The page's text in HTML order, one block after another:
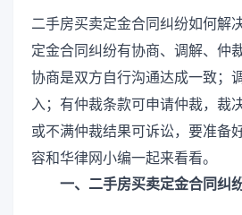
二手房买卖定金合同纠纷如何解
定金合同纠纷有协商、调解、仲
协商是双方自行沟通达成一致；
入；有仲裁条款可申请仲裁，裁
或不满仲裁结果可诉讼，要准备
容和华律网小编一起来看看。
一、二手房买卖定金合同纠